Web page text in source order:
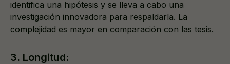
identifica una hipótesis y se lleva a cabo una
investigación innovadora para respaldarla. La
complejidad es mayor en comparación con las tesis.
3. Longitud: